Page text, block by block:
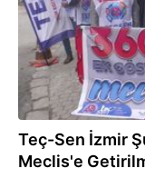
Teç-Sen İzmir
Meclis'e